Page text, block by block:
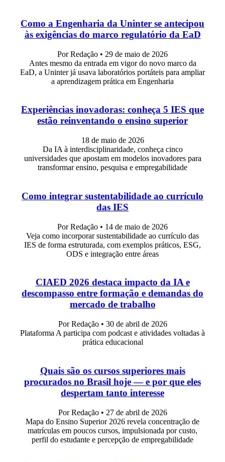
Como a Engenharia da Uninter se antecipou
às exigências do marco regulatório da EaD
Por Redação • 29 de maio de 2026
Antes mesmo da entrada em vigor do novo marco da
EaD, a Uninter já usava laboratórios portáteis para ampliar
a aprendizagem prática em Engenharia
Experiências inovadoras: conheça 5 IES que
estão reinventando o ensino superior
18 de maio de 2026
Da IA à interdisciplinaridade, conheça cinco
universidades que apostam em modelos inovadores para
transformar ensino, pesquisa e empregabilidade
Como integrar sustentabilidade ao currículo
das IES
Por Redação • 14 de maio de 2026
Veja como incorporar sustentabilidade ao currículo das
IES de forma estruturada, com exemplos práticos, ESG,
ODS e integração entre áreas
CIAED 2026 destaca impacto da IA e
descompasso entre formação e demandas do
mercado de trabalho
Por Redação • 30 de abril de 2026
Plataforma A participa com podcast e atividades voltadas à
prática educacional
Quais são os cursos superiores mais
procurados no Brasil hoje — e por que eles
despertam tanto interesse
Por Redação • 27 de abril de 2026
Mapa do Ensino Superior 2026 revela concentração de
matrículas em poucos cursos, impulsionada por custo,
perfil do estudante e percepção de empregabilidade